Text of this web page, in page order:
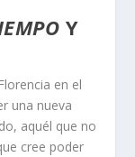
Y
en el
una nueva
aquél que no
cree poder